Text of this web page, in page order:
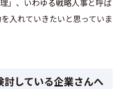
入れていきたいと思っていま
討している企業さんへ